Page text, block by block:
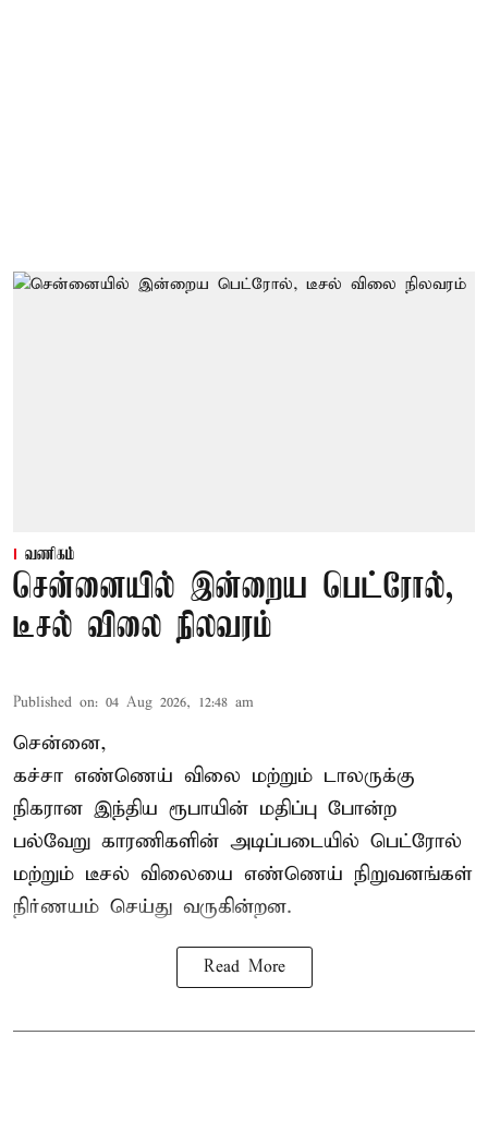
வணிகம்
சென்னையில் இன்றைய பெட்ரோல்,
டீசல் விலை நிலவரம்
Published on: 04 Aug 2026, 12:48 am
சென்னை,
கச்சா எண்ணெய் விலை மற்றும் டாலருக்கு
நிகரான இந்திய ரூபாயின் மதிப்பு போன்ற
பல்வேறு காரணிகளின் அடிப்படையில் பெட்ரோல்
மற்றும் டீசல் விலையை எண்ணெய் நிறுவனங்கள்
நிர்ணயம் செய்து வருகின்றன.
Read More